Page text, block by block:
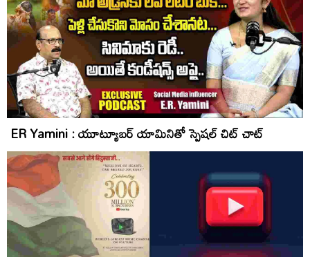
ER Yamini : యూట్యూబర్ యామినితో స్పెషల్ చిట్ చాట్